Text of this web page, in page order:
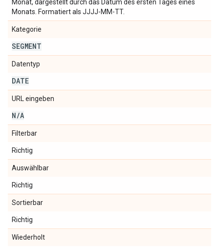
Monat, dargestellt durch das Datum des ersten Tages eines
Monats. Formatiert als JJJJ-MM-TT.
Kategorie
SEGMENT
Datentyp
DATE
URL eingeben
N/A
Filterbar
Richtig
Auswählbar
Richtig
Sortierbar
Richtig
Wiederholt